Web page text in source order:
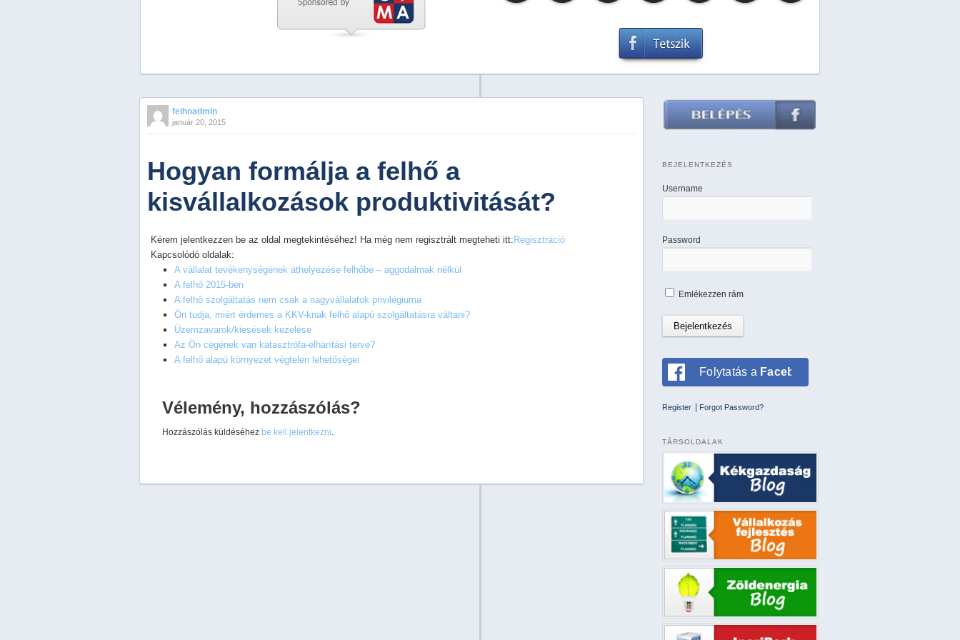
PreviousNextStop
2
5
felhoadmin
január 20, 2015
Hogyan formálja a felhő a
kisvállalkozások produktivitását?
Kérem jelentkezzen be az oldal megtekintéséhez! Ha még nem regisztrált megteheti itt:Regisztráció
Kapcsolódó oldalak:
A vállalat tevékenységének áthelyezése felhőbe – aggodalmak nélkül
A felhő 2015-ben
A felhő szolgáltatás nem csak a nagyvállalatok privilégiuma
Ön tudja, miért érdemes a KKV-knak felhő alapú szolgáltatásra váltani?
Üzemzavarok/kiesések kezelése
Az Ön cégének van katasztrófa-elhárítási terve?
A felhő alapú környezet végtelen lehetőségei
Vélemény, hozzászólás?
Hozzászólás küldéséhez be kell jelentkezni.
BEJELENTKEZÉS
Username
Password
Emlékezzen rám
Folytatás a Facebookkal
Register Forgot Password?
TÁRSOLDALAK